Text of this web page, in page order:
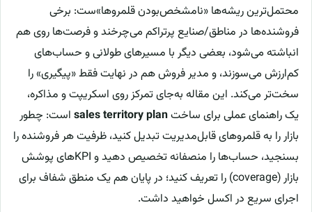
محتمل‌ترین ریشه‌ها «نامشخص‌بودن قلمروها»ست: برخی
فروشنده‌ها در مناطق/صنایع پرتراکم می‌چرخند و فرصت‌ها روی هم
انباشته می‌شود، بعضی دیگر با مسیرهای طولانی و حساب‌های
کم‌ارزش می‌سوزند، و مدیر فروش هم در نهایت فقط «پیگیری» را
سخت‌تر می‌کند. این مقاله به‌جای تمرکز روی اسکریپت و مذاکره،
یک راهنمای عملی برای ساختsales territory plan است: چطور
بازار را به قلمروهای قابل‌مدیریت تبدیل کنید، ظرفیت هر فروشنده را
بسنجید، حساب‌ها را منصفانه تخصیص دهید و KPIهای پوشش
بازار (coverage) را تعریف کنید؛ در پایان هم یک منطق شفاف برای
اجرای سریع در اکسل خواهید داشت.